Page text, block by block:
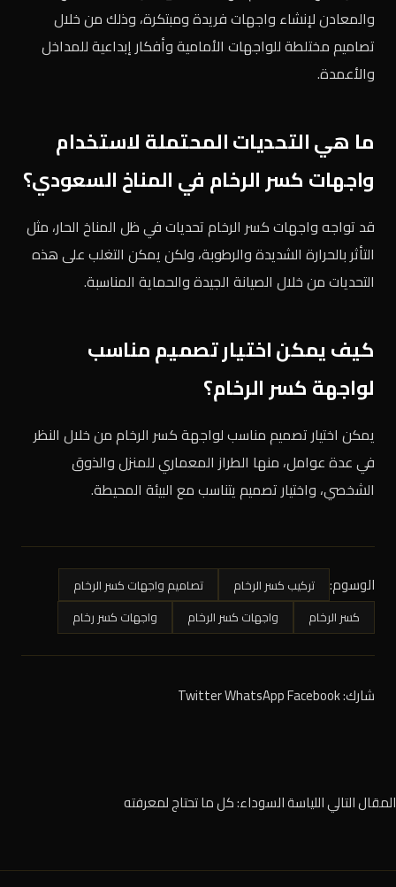
والمعادن لإنشاء واجهات فريدة ومبتكرة، وذلك من خلال
تصاميم مختلطة للواجهات الأمامية وأفكار إبداعية للمداخل
والأعمدة.
ما هي التحديات المحتملة لاستخدام
واجهات كسر الرخام في المناخ السعودي؟
قد تواجه واجهات كسر الرخام تحديات في ظل المناخ الحار، مثل
التأثر بالحرارة الشديدة والرطوبة، ولكن يمكن التغلب على هذه
التحديات من خلال الصيانة الجيدة والحماية المناسبة.
كيف يمكن اختيار تصميم مناسب
لواجهة كسر الرخام؟
يمكن اختيار تصميم مناسب لواجهة كسر الرخام من خلال النظر
في عدة عوامل، منها الطراز المعماري للمنزل والذوق
الشخصي، واختيار تصميم يتناسب مع البيئة المحيطة.
الوسوم: تركيب كسر الرخام
تصاميم واجهات كسر الرخام
كسر الرخام
واجهات كسر الرخام واجهات كسر رخام
شارك: TwitterWhatsAppFacebook
المقال التالياللياسة السوداء: كل ما تحتاج لمعرفته